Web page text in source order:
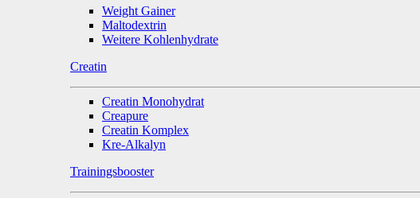
Weight Gainer
Maltodextrin
Weitere Kohlenhydrate
Creatin
Creatin Monohydrat
Creapure
Creatin Komplex
Kre-Alkalyn
Trainingsbooster